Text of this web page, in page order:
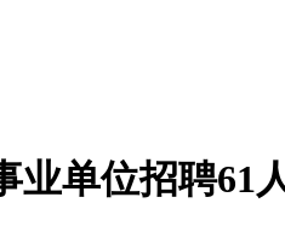
业单位招聘61